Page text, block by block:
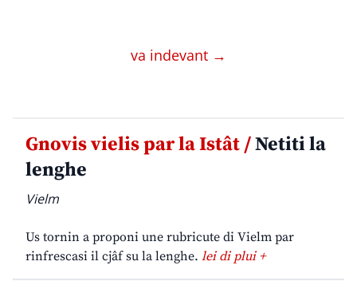
va indevant →
Gnovis vielis par la Istât /Netiti la
lenghe
Vielm
Us tornin a proponi une rubricute di Vielm par
rinfrescasi il cjâf su la lenghe. lei di plui +